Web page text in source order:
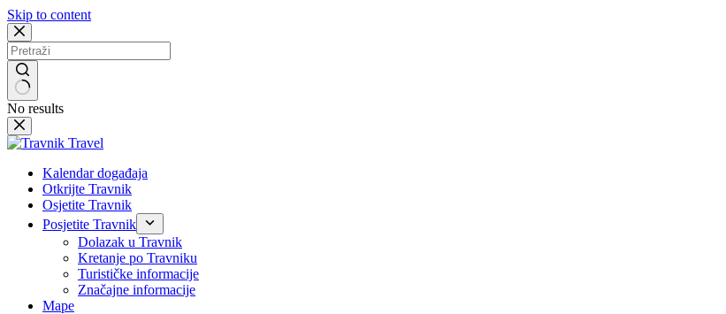
Skip to content
No results
Kalendar događaja
Otkrijte Travnik
Osjetite Travnik
Posjetite Travnik
Dolazak u Travnik
Kretanje po Travniku
Turističke informacije
Značajne informacije
Mape